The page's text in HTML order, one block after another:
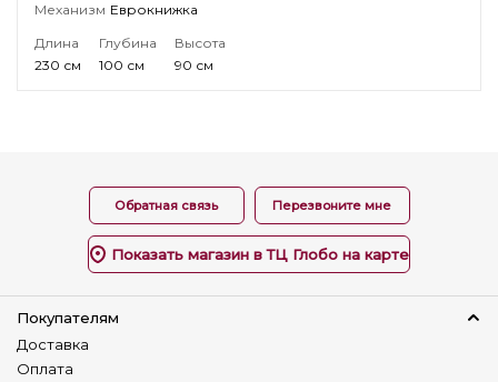
Механизм Еврокнижка
Длина
230 см
Глубина
100 см
Высота
90 см
Обратная связь Перезвоните мне
Показать магазин в ТЦ Глобо на карте
Покупателям
Доставка
Оплата